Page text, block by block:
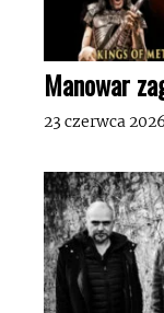
Manowar
23 czerwca